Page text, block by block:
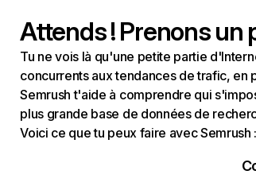
Attends ! Prenons un
Tu ne vois là qu'une petite partie
concurrents aux tendances de trafic, en
Semrush t'aide à comprendre qui
plus grande base de données de
Voici ce que tu peux faire avec Semrush